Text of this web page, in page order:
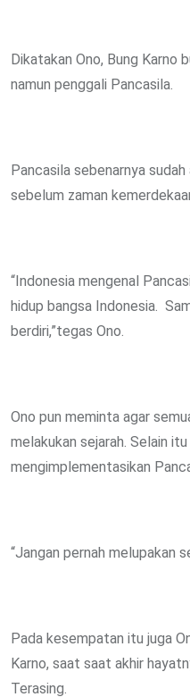
Dikatakan Ono, Bung Karno
namun penggali Pancasila.
Pancasila sebenarnya
sebelum zaman
“Indonesia mengenal
hidup bangsa Indonesia.
berdiri,”tegas Ono.
Ono pun meminta agar
melakukan sejarah. Selain
mengimplementasikan
“Jangan pernah melupakan
Pada kesempatan itu juga
Karno, saat saat akhir
Terasing.